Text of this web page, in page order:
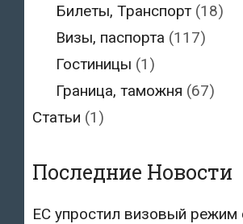
Билеты, Транспорт(18)
Визы, паспорта (117)
Гостиницы (1)
Граница, таможня (67)
Статьи (1)
Последние Новости
ЕС упростил визовый режим